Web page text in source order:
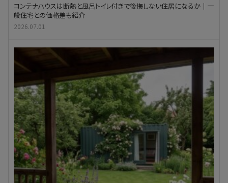
コンテナハウスは断熱と風呂トイレ付きで後悔しない住居になるか｜一
般住宅との価格差も紹介
2026.07.01